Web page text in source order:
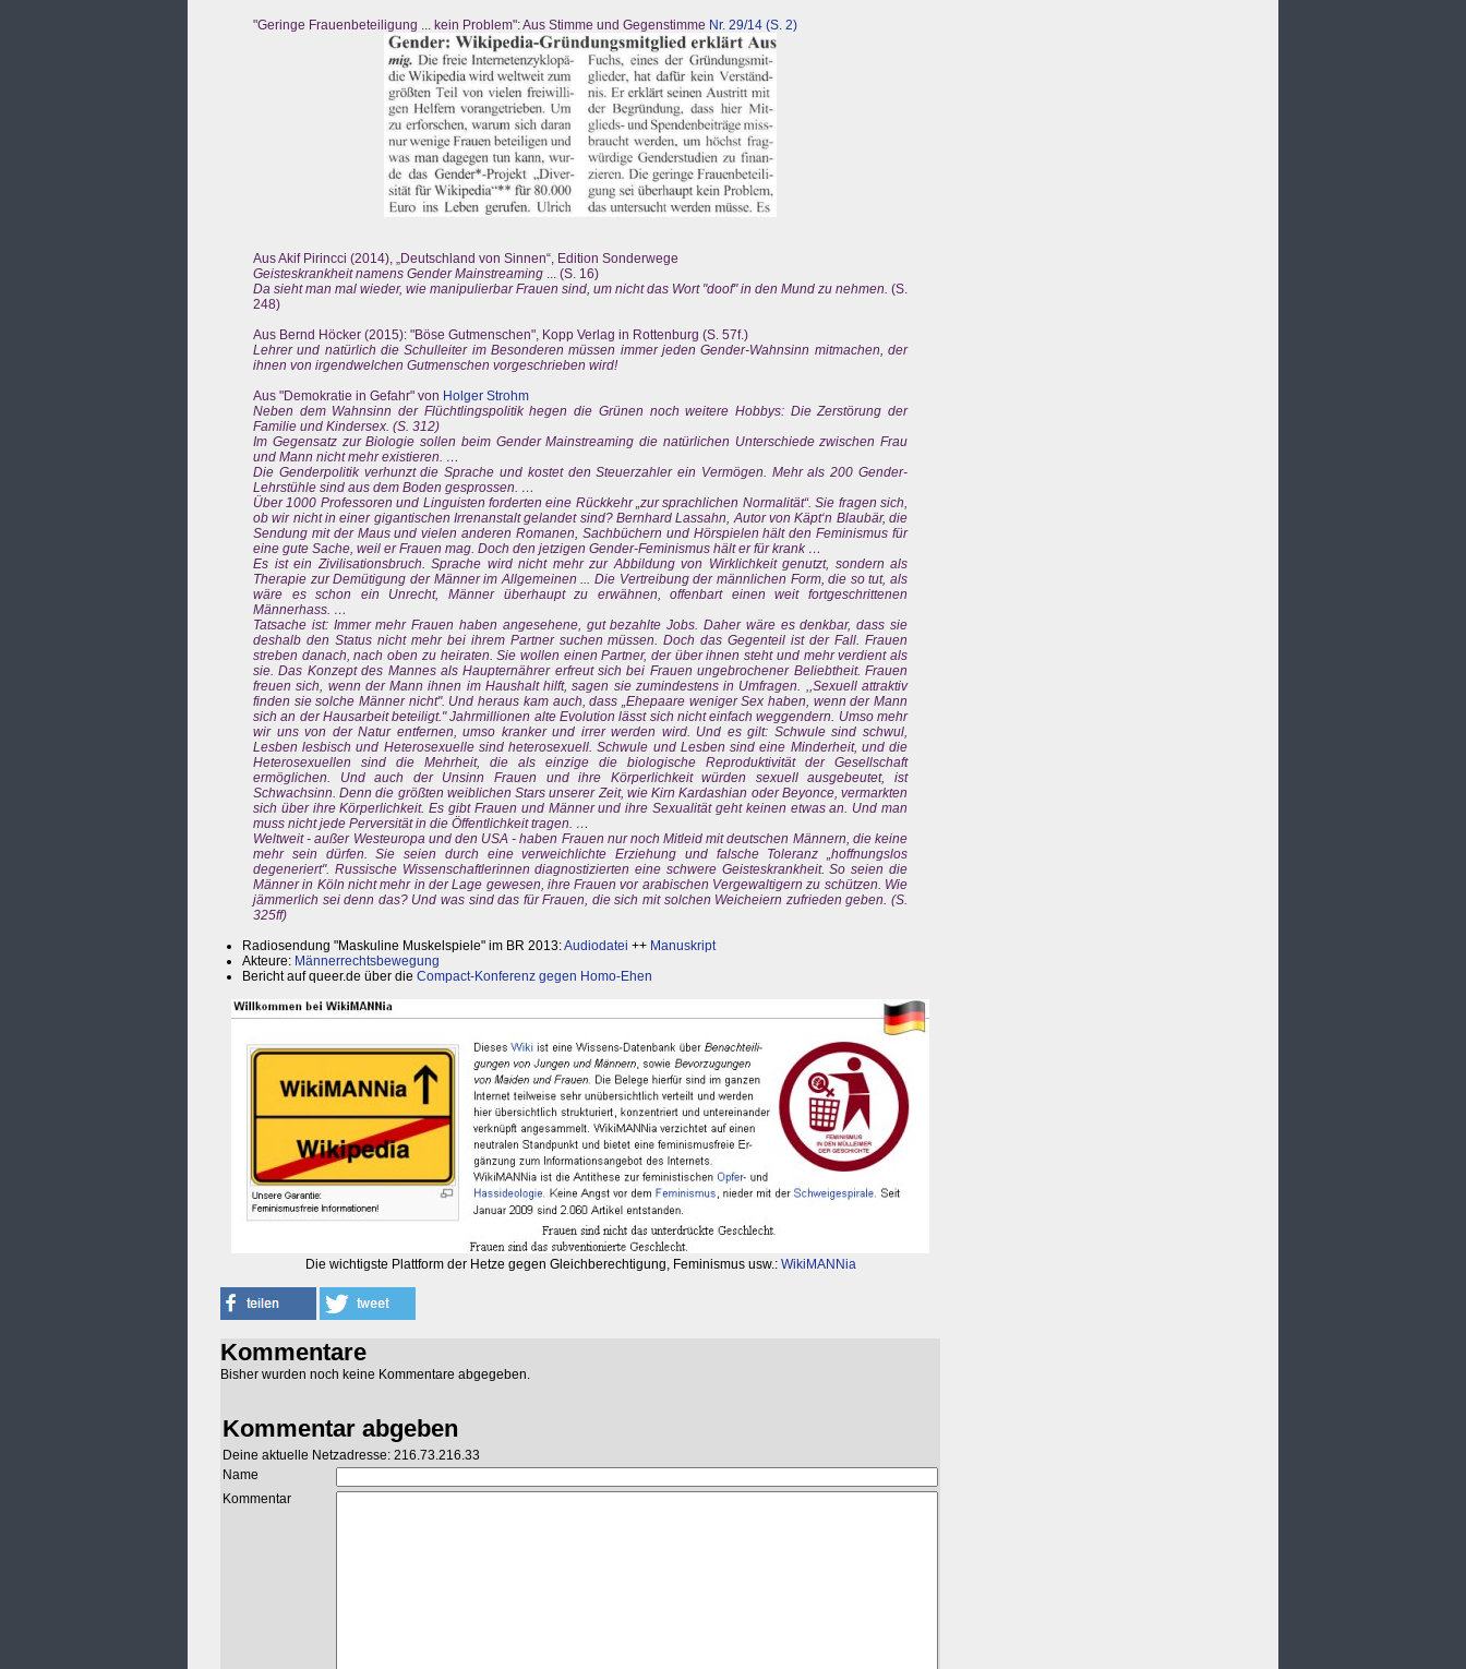
"Geringe Frauenbeteiligung ... kein Problem": Aus Stimme und Gegenstimme Nr. 29/14 (S. 2)
Aus Akif Pirincci (2014), „Deutschland von Sinnen“, Edition Sonderwege
Geisteskrankheit namens Gender Mainstreaming ... (S. 16)
Da sieht man mal wieder, wie manipulierbar Frauen sind, um nicht das Wort "doof" in den Mund zu nehmen. (S.
248)
Aus Bernd Höcker (2015): "Böse Gutmenschen", Kopp Verlag in Rottenburg (S. 57f.)
Lehrer und natürlich die Schulleiter im Besonderen müssen immer jeden Gender-Wahnsinn mitmachen, der
ihnen von irgendwelchen Gutmenschen vorgeschrieben wird!
Aus "Demokratie in Gefahr" von Holger Strohm
Neben dem Wahnsinn der Flüchtlingspolitik hegen die Grünen noch weitere Hobbys: Die Zerstörung der
Familie und Kindersex. (S. 312)
Im Gegensatz zur Biologie sollen beim Gender Mainstreaming die natürlichen Unterschiede zwischen Frau
und Mann nicht mehr existieren. …
Die Genderpolitik verhunzt die Sprache und kostet den Steuerzahler ein Vermögen. Mehr als 200 Gender-
Lehrstühle sind aus dem Boden gesprossen. …
Über 1000 Professoren und Linguisten forderten eine Rückkehr „zur sprachlichen Normalität“. Sie fragen sich,
ob wir nicht in einer gigantischen Irrenanstalt gelandet sind? Bernhard Lassahn, Autor von Käpt‘n Blaubär, die
Sendung mit der Maus und vielen anderen Romanen, Sachbüchern und Hörspielen hält den Feminismus für
eine gute Sache, weil er Frauen mag. Doch den jetzigen Gender-Feminismus hält er für krank …
Es ist ein Zivilisationsbruch. Sprache wird nicht mehr zur Abbildung von Wirklichkeit genutzt, sondern als
Therapie zur Demütigung der Männer im Allgemeinen ... Die Vertreibung der männlichen Form, die so tut, als
wäre es schon ein Unrecht, Männer überhaupt zu erwähnen, offenbart einen weit fortgeschrittenen
Männerhass. …
Tatsache ist: Immer mehr Frauen haben angesehene, gut bezahlte Jobs. Daher wäre es denkbar, dass sie
deshalb den Status nicht mehr bei ihrem Partner suchen müssen. Doch das Gegenteil ist der Fall. Frauen
streben danach, nach oben zu heiraten. Sie wollen einen Partner, der über ihnen steht und mehr verdient als
sie. Das Konzept des Mannes als Haupternährer erfreut sich bei Frauen ungebrochener Beliebtheit. Frauen
freuen sich, wenn der Mann ihnen im Haushalt hilft, sagen sie zumindestens in Umfragen. ,,Sexuell attraktiv
finden sie solche Männer nicht". Und heraus kam auch, dass „Ehepaare weniger Sex haben, wenn der Mann
sich an der Hausarbeit beteiligt." Jahrmillionen alte Evolution lässt sich nicht einfach weggendern. Umso mehr
wir uns von der Natur entfernen, umso kranker und irrer werden wird. Und es gilt: Schwule sind schwul,
Lesben lesbisch und Heterosexuelle sind heterosexuell. Schwule und Lesben sind eine Minderheit, und die
Heterosexuellen sind die Mehrheit, die als einzige die biologische Reproduktivität der Gesellschaft
ermöglichen. Und auch der Unsinn Frauen und ihre Körperlichkeit würden sexuell ausgebeutet, ist
Schwachsinn. Denn die größten weiblichen Stars unserer Zeit, wie Kirn Kardashian oder Beyonce, vermarkten
sich über ihre Körperlichkeit. Es gibt Frauen und Männer und ihre Sexualität geht keinen etwas an. Und man
muss nicht jede Perversität in die Öffentlichkeit tragen. …
Weltweit - außer Westeuropa und den USA - haben Frauen nur noch Mitleid mit deutschen Männern, die keine
mehr sein dürfen. Sie seien durch eine verweichlichte Erziehung und falsche Toleranz „hoffnungslos
degeneriert". Russische Wissenschaftlerinnen diagnostizierten eine schwere Geisteskrankheit. So seien die
Männer in Köln nicht mehr in der Lage gewesen, ihre Frauen vor arabischen Vergewaltigern zu schützen. Wie
jämmerlich sei denn das? Und was sind das für Frauen, die sich mit solchen Weicheiern zufrieden geben. (S.
325ff)
Radiosendung "Maskuline Muskelspiele" im BR 2013:Audiodatei ++ Manuskript
Akteure: Männerrechtsbewegung
Bericht auf queer.de über die Compact-Konferenz gegen Homo-Ehen
Die wichtigste Plattform der Hetze gegen Gleichberechtigung, Feminismus usw.: WikiMANNia
Kommentare
Bisher wurden noch keine Kommentare abgegeben.
Kommentar abgeben
Deine aktuelle Netzadresse: 216.73.216.33
Name
Kommentar